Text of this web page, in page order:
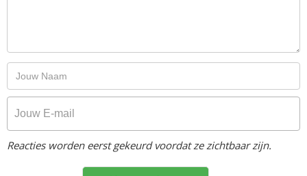
Reacties worden eerst gekeurd voordat ze zichtbaar zijn.